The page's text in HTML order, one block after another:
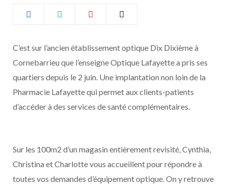
o r
C’est sur l’ancien établissement optique Dix Dixième à
Cornebarrieu que l’enseigne Optique Lafayette a pris ses
quartiers depuis le 2 juin. Une implantation non loin de la
Pharmacie Lafayette qui permet aux clients-patients
d’accéder à des services de santé complémentaires.
Sur les 100m2 d’un magasin entièrement revisité, Cynthia,
Christina et Charlotte vous accueillent pour répondre à
toutes vos demandes d’équipement optique. On y retrouve